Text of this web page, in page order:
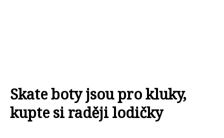
Skate boty jsou pro kluky,
kupte si raději lodičky